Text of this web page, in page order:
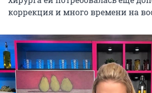
коррекция и много времени на